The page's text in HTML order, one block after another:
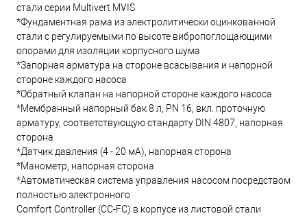
стали серии Multivert MVIS
*Фундаментная рама из электролитически оцинкованной
стали с регулируемыми по высоте вибропоглощающими
опорами для изоляции корпусного шума
*Запорная арматура на стороне всасывания и напорной
стороне каждого насоса
*Обратный клапан на напорной стороне каждого насоса
*Мембранный напорный бак 8 л, PN 16, вкл. проточную
арматуру, соответствующую стандарту DIN 4807, напорная
сторона
*Датчик давления (4 - 20 мА), напорная сторона
*Манометр, напорная сторона
*Автоматическая система управления насосом посредством
полностью электронного
Comfort Controller (CC-FC) в корпусе из листовой стали